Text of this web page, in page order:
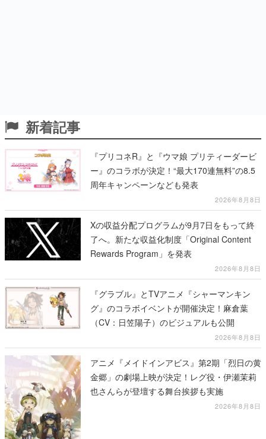
新着記事
『プリコネR』と『ウマ娘 プリティーダービ
ー』のコラボが決定！“最大170連無料”の8.5
周年キャンペーンなども発表
2026年8月8日
Xの収益分配プログラムが9月7日をもって終
了へ。新たな収益化制度「Original Content
Rewards Program」を発表
2026年8月8日
『グラブル』とTVアニメ『シャーマンキン
グ』のコラボイベントが開催決定！麻倉葉
（CV：日笠陽子）のビジュアルも公開
2026年8月8日
アニメ『メイドインアビス』第2期「烈日の黄
金郷」の劇場上映が決定！レグ役・伊瀬茉莉
也さんらが登壇する舞台挨拶も実施
2026年8月8日